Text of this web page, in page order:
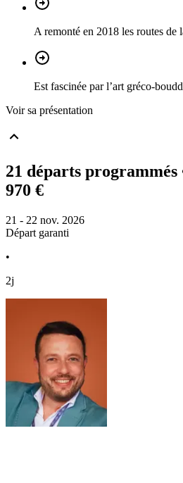
A remonté en 2018 les routes de
Est fascinée par l’art gréco-
Voir sa présentation
21 départs programmés
970 €
21 - 22 nov. 2026
Départ garanti
•
2j